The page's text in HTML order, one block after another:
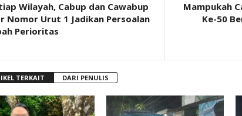
Wilayah, Cabup dan Cawabup
Nomor Urut 1 Jadikan Persoalan
Perioritas
Mampukah
Ke-50
TERKAIT DARI PENULIS